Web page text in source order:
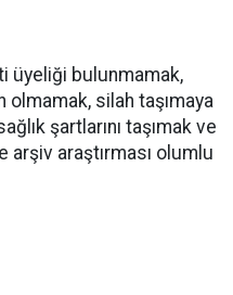
üyeliği bulunmamak,
olmamak, silah taşımaya
şartlarını taşımak ve
arşiv araştırması olumlu